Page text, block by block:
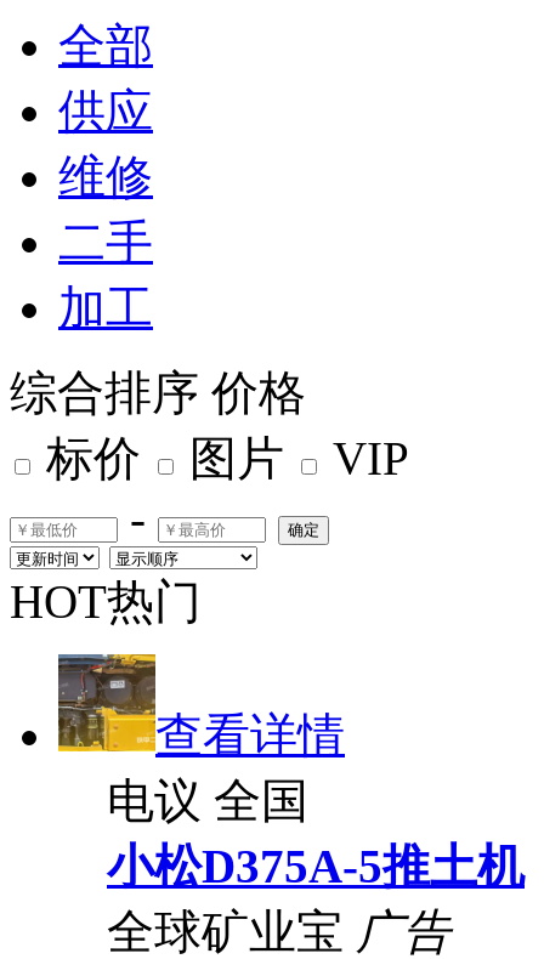
全部
供应
维修
二手
加工
综合排序 价格
标价
图片
VIP
-
确定
HOT热门
查看详情
电议 全国
小松D375A-5推土机
全球矿业宝 广告